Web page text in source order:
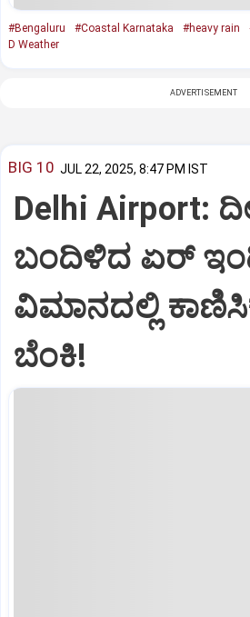
#Bengaluru #Coastal Karnataka #heavy rain
D Weather
ADVERTISEMENT
BIG 10 JUL 22, 2025, 8:47 PM IST
Delhi Airport:
ಬಂದಿಳಿದ ಏರ್‌
ವಿಮಾನದಲ್ಲಿ
ಬೆಂಕಿ!